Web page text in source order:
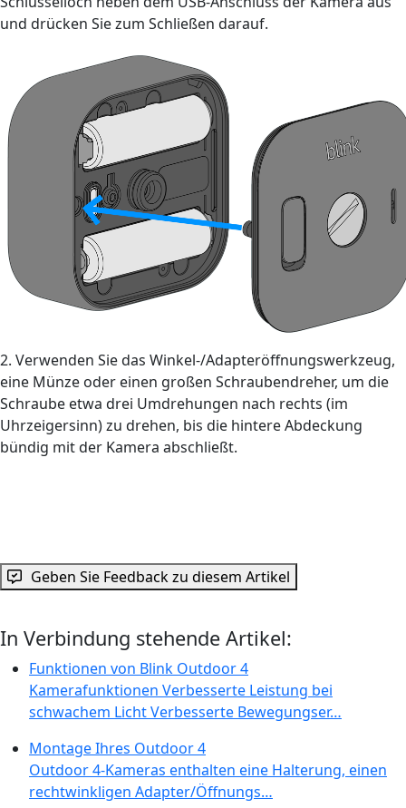
und drücken Sie zum Schließen darauf.
2. Verwenden Sie das Winkel-/Adapteröffnungswerkzeug,
eine Münze oder einen großen Schraubendreher, um die
Schraube etwa drei Umdrehungen nach rechts (im
Uhrzeigersinn) zu drehen, bis die hintere Abdeckung
bündig mit der Kamera abschließt.
Geben Sie Feedback zu diesem Artikel
In Verbindung stehende Artikel:
Funktionen von Blink Outdoor 4
Kamerafunktionen Verbesserte Leistung bei
schwachem Licht Verbesserte Bewegungser…
Montage Ihres Outdoor 4
Outdoor 4-Kameras enthalten eine Halterung, einen
rechtwinkligen Adapter/Öffnungs…